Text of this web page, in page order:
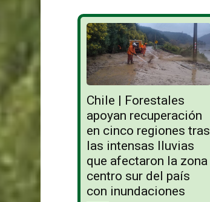
Chile | Forestales
apoyan recuperación
en cinco regiones tras
las intensas lluvias
que afectaron la zona
centro sur del país
con inundaciones